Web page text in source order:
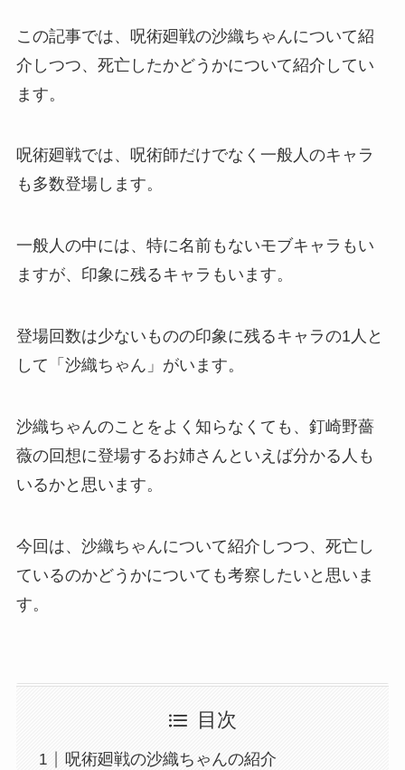
この記事では、呪術廻戦の沙織ちゃんについて紹
介しつつ、死亡したかどうかについて紹介してい
ます。
呪術廻戦では、呪術師だけでなく一般人のキャラ
も多数登場します。
一般人の中には、特に名前もないモブキャラもい
ますが、印象に残るキャラもいます。
登場回数は少ないものの印象に残るキャラの1人と
して「沙織ちゃん」がいます。
沙織ちゃんのことをよく知らなくても、釘崎野薔
薇の回想に登場するお姉さんといえば分かる人も
いるかと思います。
今回は、沙織ちゃんについて紹介しつつ、死亡し
ているのかどうかについても考察したいと思いま
す。
目次
呪術廻戦の沙織ちゃんの紹介